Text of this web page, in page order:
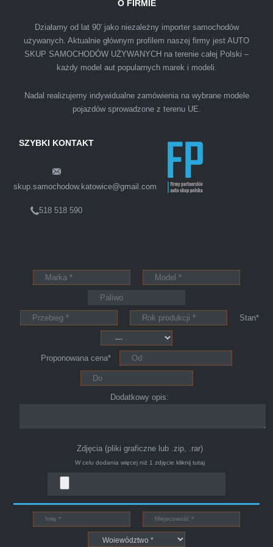
IZA
Polecam firmę s-car ze Świdnika. Dawno nie
podejściem. Szybko, sprawnie, w miłej
atmosferze. Nie wiedziałem, że sprzedaż
przyjemnie i przede wszystkim na korzystnych
Pewnego dnia Rozmawialem z kolega na
kopalni o zamiarze sprzedania zony volvo.
Powiedział że sprzedał ostatnio swojego
Peugeota dwie godziny po telefonie do skupu
aut s-car.pl. Zadzwoniłem pod nr tel 703 403
025 po ok trzech godzinach przyjechało dwóch
młodych kulturalnych panów przy kawie w
konto na Facebooku .
Bogdan
O FIRMIE
Działamy od lat 90′ jako niezależny importer samochodów
używanych. Aktualnie głównym profilem naszej firmy jest AUTO
SKUP SAMOCHODÓW UŻYWANYCH na terenie całej Polski –
każdy model aut popularnych marek i modeli.
Nadal realizujemy indywidualne zamówienia na wybrane modele
pojazdów sprowadzone z terenu UE.
SZYBKI KONTAKT
skup.samochodow.katowice@gmail.com
518 518 590
Stan*
Proponowana cena*
Dodatkowy opis:
Zdjęcia (pliki graficzne lub .zip, .rar)
W celu dodania więcej niż 1 zdjęcie kliknij tutaj